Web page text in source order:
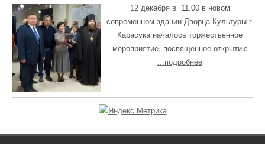
12 декабря в 11.00 в новом
современном здании Дворца Культуры г.
Карасука началось торжественное
мероприятие, посвященное открытию
...подробнее